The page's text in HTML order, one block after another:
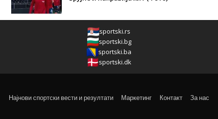
sportski.rs
sportski.bg
sportski.ba
sportski.dk
Најнови спортски вести и резултати Маркетинг Контакт За нас